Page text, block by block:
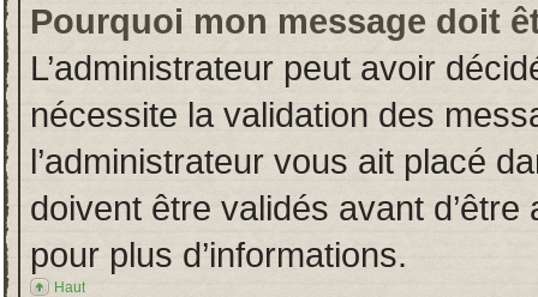
Pourquoi mon message doit
L’administrateur peut avoir
nécessite la validation des
l’administrateur vous ait placé
doivent être validés avant
pour plus d’informations.
Haut